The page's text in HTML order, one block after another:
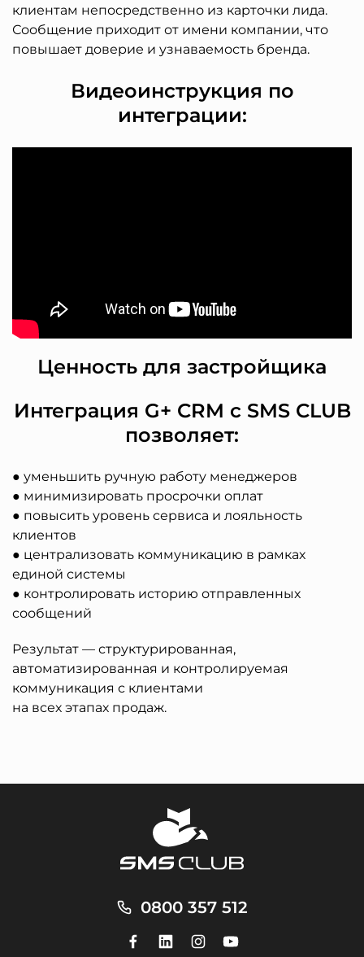
клиентам непосредственно из карточки лида.
Сообщение приходит от имени компании, что
повышает доверие и узнаваемость бренда.
Видеоинструкция по
интеграции:
Ценность для застройщика
Интеграция G+ CRM с SMS CLUB
позволяет:
● уменьшить ручную работу менеджеров
● минимизировать просрочки оплат
● повысить уровень сервиса и лояльность
клиентов
● централизовать коммуникацию в рамках
единой системы
● контролировать историю отправленных
сообщений
Результат — структурированная,
автоматизированная и контролируемая
коммуникация с клиентами
на всех этапах продаж.
0800 357 512